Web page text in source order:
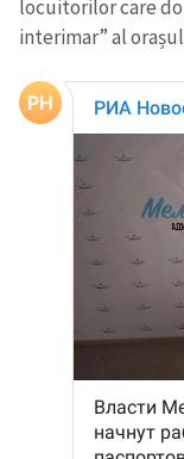
in English
locuitorilor care
interimar” al